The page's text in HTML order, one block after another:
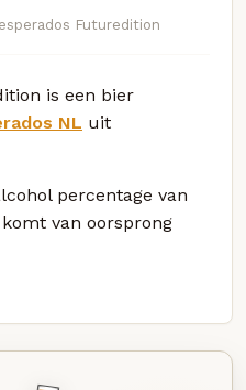
Futuredition
is een bier
NL uit
percentage van
van oorsprong